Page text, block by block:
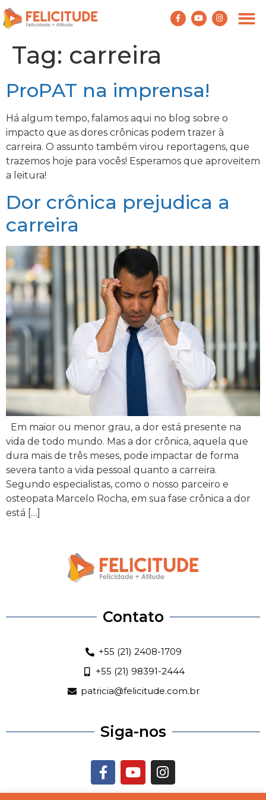
Tag: carreira
ProPAT na imprensa!
Há algum tempo, falamos aqui no blog sobre o
impacto que as dores crônicas podem trazer à
carreira. O assunto também virou reportagens, que
trazemos hoje para vocês! Esperamos que aproveitem
a leitura!
Dor crônica prejudica a
carreira
Em maior ou menor grau, a dor está presente na
vida de todo mundo. Mas a dor crônica, aquela que
dura mais de três meses, pode impactar de forma
severa tanto a vida pessoal quanto a carreira.
Segundo especialistas, como o nosso parceiro e
osteopata Marcelo Rocha, em sua fase crônica a dor
está […]
Contato
+55 (21) 2408-1709
+55 (21) 98391-2444
patricia@felicitude.com.br
Siga-nos